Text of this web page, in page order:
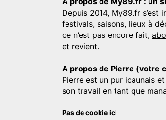
Depuis 2014, My89.fr
festivals, saisons, lieux à
ce n’est pas encore fait,
et revient.
A propos de Pierre (votre
Pierre est un pur icaunais
son travail en tant que
Pas de cookie ici